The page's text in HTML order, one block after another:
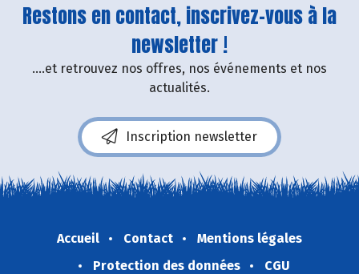
Restons en contact, inscrivez-vous à la
newsletter !
....et retrouvez nos offres, nos événements et nos
actualités.
Inscription newsletter
Accueil Contact
Mentions légales
Protection des données
CGU